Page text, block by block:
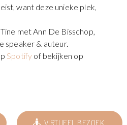
want deze unieke plek,
met Ann De Bisschop,
speaker & auteur.
Spotify of bekijken op
VIRTUEEL BEZOEK